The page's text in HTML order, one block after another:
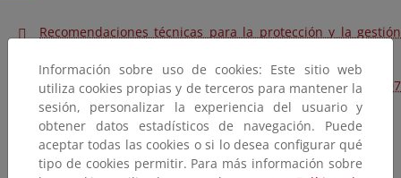
Recomendaciones técnicas para la protección y la gestión
Directrices y Normativas de aplicación de la Ley 42/2007
relativas a especies silvestres
Directrices y programas de reintroducción de taxones
Directrices de conservación de la Red Natura 2000
Información sobre uso de cookies: Este sitio web
utiliza cookies propias y de terceros para mantener la
sesión, personalizar la experiencia del usuario y
obtener datos estadísticos de navegación. Puede
aceptar todas las cookies o si lo desea configurar qué
tipo de cookies permitir. Para más información sobre